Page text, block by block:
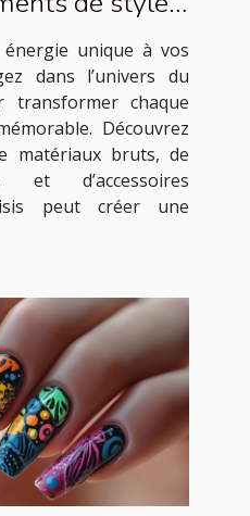
énergie unique à vos
dans l’univers du
transformer chaque
Découvrez
matériaux bruts, de
et d’accessoires
peut créer une